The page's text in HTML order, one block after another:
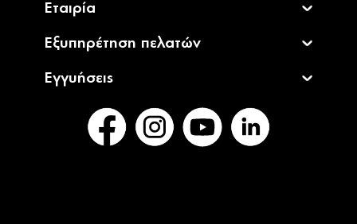
Εταιρία
Εξυπηρέτηση πελατών
Εγγυήσεις